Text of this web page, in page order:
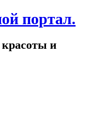
портал.
и